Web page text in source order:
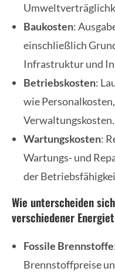
Baukosten:
einschließlich
Infrastruktur und
Betriebskosten:
wie
Verwaltungskosten.
Wartungskosten:
Wartungs- und
der
Wie unterscheiden
verschiedener
Fossile Brennstoffe
Brennstoffpreise